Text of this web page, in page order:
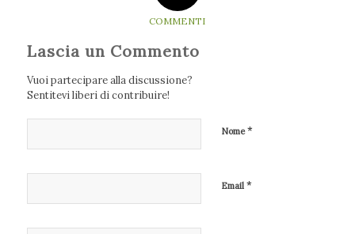
COMMENTI
Lascia un Commento
Vuoi partecipare alla discussione?
Sentitevi liberi di contribuire!
Nome*
Email *